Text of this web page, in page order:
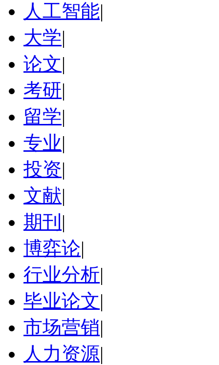
人工智能|
大学|
论文|
考研|
留学|
专业|
投资|
文献|
期刊 |
博弈论|
行业分析|
毕业论文|
市场营销|
人力资源|